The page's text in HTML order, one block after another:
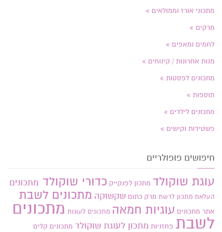
מתכוני אורז וממולאים
מרקים
לחמים ומאפים
מנות אחרונות / קינוחים
מתכונים לפסטות
תוספות
מתכונים לילדים
פשטידות וקישים
חיפושים פופולריים
עוגת שוקולד מתכון לפנקייק כדורי שוקולד מתכונים
העלאת מתכון לרשת מרק כתום שקשוקה מתכונים לשבת
אתר מתכונים עוגיות חמאה מתכונים לעוגות מתכונים
לשבת פחזניות מתכון לעוגת שוקולד מתכונים קלים